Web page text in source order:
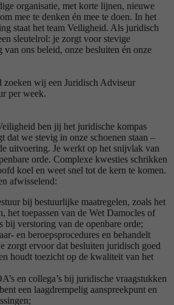
organisatie, met korte lijnen, nieuwe
mee te denken én mee te doen. In het
staat het team Veiligheid. Als juridisch
sleutelrol: je zorgt voor stevige
ons beleid, onze besluiten én onze
zoeken wij een Juridisch Adviseur
per week.
ben jij het juridische kompas
dat we stevig in onze schoenen staan –
uitvoering. Je werkt op het snijvlak van
orde. Complexe kwesties schrikken
koel en weet snel tot de kern te komen.
afwisselend:
bij bestuurlijke maatregelen, zoals het
het toepassen van de Wet Damocles of
bij verstoring van de openbare orde;
en beroepsprocedures en behandelt
zorgt ervoor dat besluiten juridisch goed
houdt toezicht op de kwaliteit van het
en collega’s bij juridische vraagstukken
een laagdrempelig aanspreekpunt en